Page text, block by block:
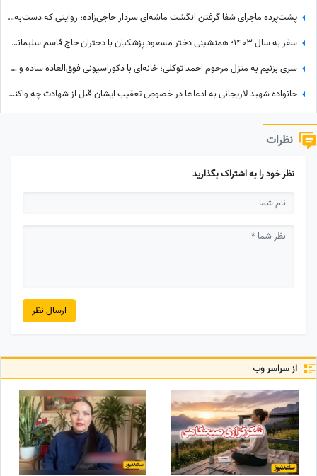
پشت‌پرده ماجرای شفا گرفتن انگشت ماشه‌ای سردار حاجی‌زاده؛ روایتی که دست‌به‌دست می‌شود
سفر به سال 1403؛ همنشینی دختر مسعود پزشکیان با دختران حاج قاسم سلیمانی در مراسم تنفیذ ریاست جمهوری+عکس
سری بزنیم به منزل مرحوم احمد توکلی؛ خانه‌ای با دکوراسیونی فوق‌العاده ساده و مبلمانی قدیمی آراسته به گل و گیاه و شلف‌های دیواری پر از پتوس و گل گندمی+عکس
خانواده شهید لاریجانی به ادعاها در خصوص تعقیب ایشان قبل از شهادت چه واکنشی نشان دادند؟
نظرات
نظر خود را به اشتراک بگذارید
ارسال نظر
از سراسر وب